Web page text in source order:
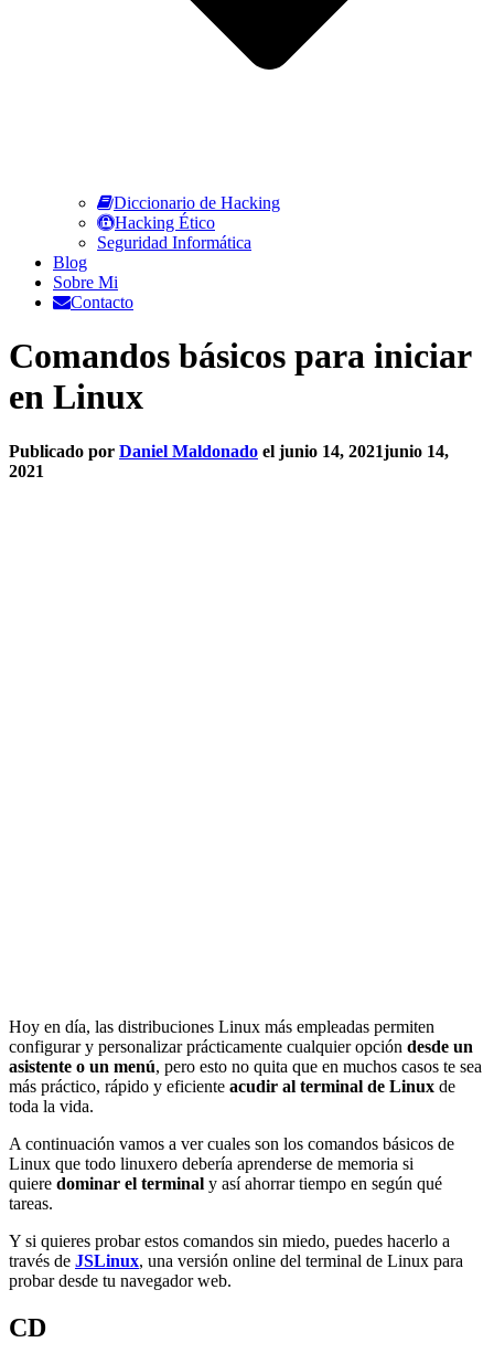
Diccionario de Hacking
Hacking Ético
Seguridad Informática
Blog
Sobre Mi
Contacto
Comandos básicos para iniciar
en Linux
Publicado por Daniel Maldonado el junio 14, 2021junio 14,
2021
Hoy en día, las distribuciones Linux más empleadas permiten
configurar y personalizar prácticamente cualquier opción desde un
asistente o un menú, pero esto no quita que en muchos casos te sea
más práctico, rápido y eficiente acudir al terminal de Linux de
toda la vida.
A continuación vamos a ver cuales son los comandos básicos de
Linux que todo linuxero debería aprenderse de memoria si
quiere dominar el terminal y así ahorrar tiempo en según qué
tareas.
Y si quieres probar estos comandos sin miedo, puedes hacerlo a
través de JSLinux, una versión online del terminal de Linux para
probar desde tu navegador web.
CD